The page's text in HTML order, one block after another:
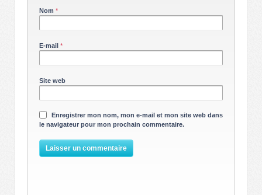
Nom *
E-mail *
Site web
Enregistrer mon nom, mon e-mail et mon site web dans
le navigateur pour mon prochain commentaire.